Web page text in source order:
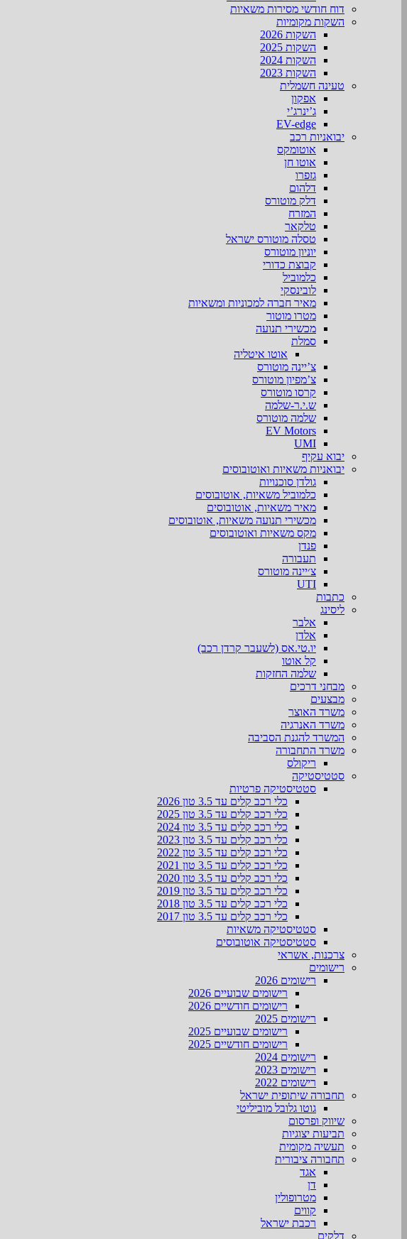
דוח חודשי מסירות משאיות
השקות מקומיות
השקות 2026
השקות 2025
השקות 2024
השקות 2023
טעינה חשמלית
אפקון
ג’ינרג’י
EV-edge
יבואניות רכב
אוטומקס
אוטו חן
גזפרו
דלהום
דלק מוטורס
המזרח
טלקאר
טסלה מוטורס ישראל
יוניון מוטורס
קבוצת כדורי
כלמוביל
לובינסקי
מאיר חברה למכוניות ומשאיות
מטרו מוטור
מכשירי תנועה
סמלת
אוטו איטליה
צ’יינה מוטורס
צ’מפיון מוטורס
קרסו מוטורס
ש.י.ר-שלמה
שלמה מוטורס
EV Motors
UMI
יבוא עקיף
יבואניות משאיות ואוטובוסים
גולדן סוכנויות
כלמוביל משאיות, אוטובוסים
מאיר משאיות, אוטובוסים
מכשירי תנועה משאיות, אוטובוסים
מקס משאיות ואוטובוסים
פנדן
תעבורה
צ׳יינה מוטורס
UTI
כתבות
ליסינג
אלבר
אלדן
יו.טי.אס (לשעבר קרדן רכב)
קל אוטו
שלמה החזקות
מבחני דרכים
מבצעים
משרד האוצר
משרד האנרגיה
המשרד להגנת הסביבה
משרד התחבורה
ריקולס
סטטיסטיקה
סטטיסטיקה פרטיות
כלי רכב קלים עד 3.5 טון 2026
כלי רכב קלים עד 3.5 טון 2025
כלי רכב קלים עד 3.5 טון 2024
כלי רכב קלים עד 3.5 טון 2023
כלי רכב קלים עד 3.5 טון 2022
כלי רכב קלים עד 3.5 טון 2021
כלי רכב קלים עד 3.5 טון 2020
כלי רכב קלים עד 3.5 טון 2019
כלי רכב קלים עד 3.5 טון 2018
כלי רכב קלים עד 3.5 טון 2017
סטטיסטיקה משאיות
סטטיסטיקה אוטובוסים
צרכנות, אשראי
רישומים
רישומים 2026
רישומים שבועיים 2026
רישומים חודשיים 2026
רישומים 2025
רישומים שבועיים 2025
רישומים חודשיים 2025
רישומים 2024
רישומים 2023
רישומים 2022
תחבורה שיתופית ישראל
גוטו גלובל מוביליטי
שיווק ופרסום
תביעות יצוגיות
תעשיה מקומית
תחבורה ציבורית
אגד
דן
מטרופולין
קווים
רכבת ישראל
דלקים